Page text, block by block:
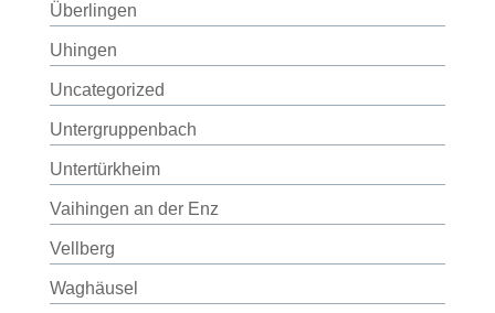
Überlingen
Uhingen
Uncategorized
Untergruppenbach
Untertürkheim
Vaihingen an der Enz
Vellberg
Waghäusel